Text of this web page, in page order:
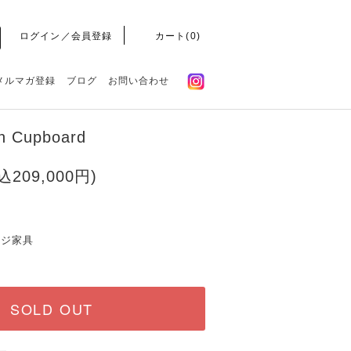
ログイン／会員登録 カート(0)
ルマガ登録 ブログ お問い合わせ
Cupboard
209,000円)
家具
SOLD OUT